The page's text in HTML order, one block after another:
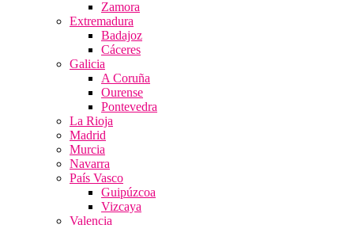
Zamora
Extremadura
Badajoz
Cáceres
Galicia
A Coruña
Ourense
Pontevedra
La Rioja
Madrid
Murcia
Navarra
País Vasco
Guipúzcoa
Vizcaya
Valencia